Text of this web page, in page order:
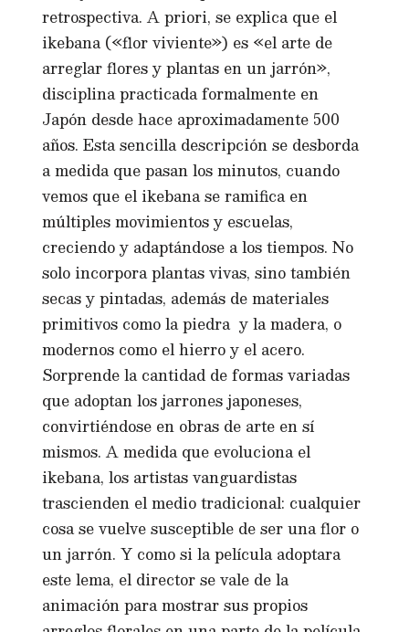
retrospectiva. A priori, se explica que el
ikebana («flor viviente») es «el arte de
arreglar flores y plantas en un jarrón»,
disciplina practicada formalmente en
Japón desde hace aproximadamente 500
años. Esta sencilla descripción se desborda
a medida que pasan los minutos, cuando
vemos que el ikebana se ramifica en
múltiples movimientos y escuelas,
creciendo y adaptándose a los tiempos. No
solo incorpora plantas vivas, sino también
secas y pintadas, además de materiales
primitivos como la piedra y la madera, o
modernos como el hierro y el acero.
Sorprende la cantidad de formas variadas
que adoptan los jarrones japoneses,
convirtiéndose en obras de arte en sí
mismos. A medida que evoluciona el
ikebana, los artistas vanguardistas
trascienden el medio tradicional: cualquier
cosa se vuelve susceptible de ser una flor o
un jarrón. Y como si la película adoptara
este lema, el director se vale de la
animación para mostrar sus propios